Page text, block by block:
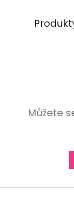
Můžete
Z